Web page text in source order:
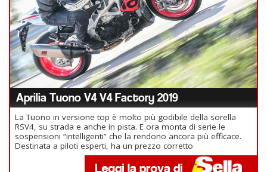
Aprilia Tuono V4 V4 Factory 2019
La Tuono in versione top è molto più godibile della sorella
RSV4, su strada e anche in pista. E ora monta di serie le
sospensioni “intelligenti” che la rendono ancora più efficace.
Destinata a piloti esperti, ha un prezzo corretto